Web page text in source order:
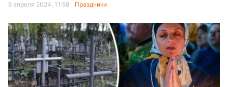
6 апреля 2024, 11:58 Праздники